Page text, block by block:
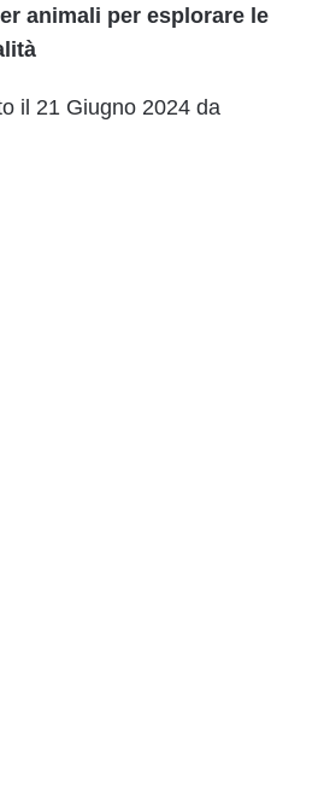
animali per esplorare le
il 21 Giugno 2024 da